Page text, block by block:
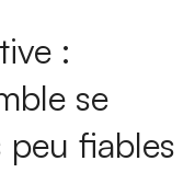
:
se
peu fiables